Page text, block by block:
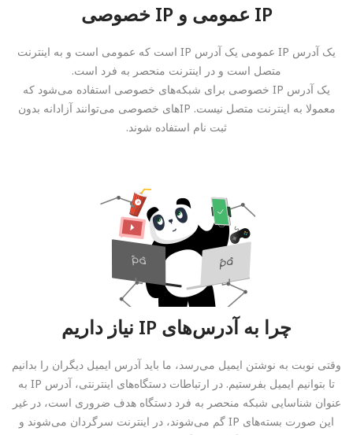
IP عمومی و IP خصوصی
یک آدرس IP عمومی یک آدرس IP است که عمومی است و به اینترنت
متصل است و در اینترنت منحصر به فرد است.
یک آدرس IP خصوصی برای شبکه‌های خصوصی استفاده می‌شود که
معمولا به اینترنت متصل نیست. IPهای خصوصی می‌توانند آزادانه بدون
ثبت نام استفاده شوند.
چرا به آدرس‌های IP نیاز داریم
وقتی نوبت به نوشتن ایمیل می‌رسد، ما باید آدرس ایمیل دیگران را بدانیم
تا بتوانیم ایمیل بفرستیم. در ارتباطات دستگاه‌های اینترنتی، آدرس IP به
عنوان شناسایی شبکه منحصر به فرد دستگاه هدف ضروری است، در غیر
این صورت بسته‌های IP گم می‌شوند، در اینترنت سرگردان می‌شوند و